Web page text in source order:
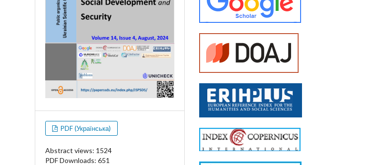
PDF (Українська)
Abstract views: 1524
PDF Downloads: 651